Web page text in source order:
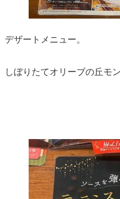
デザートメニュー。
しぼりたてオリーブの丘モ